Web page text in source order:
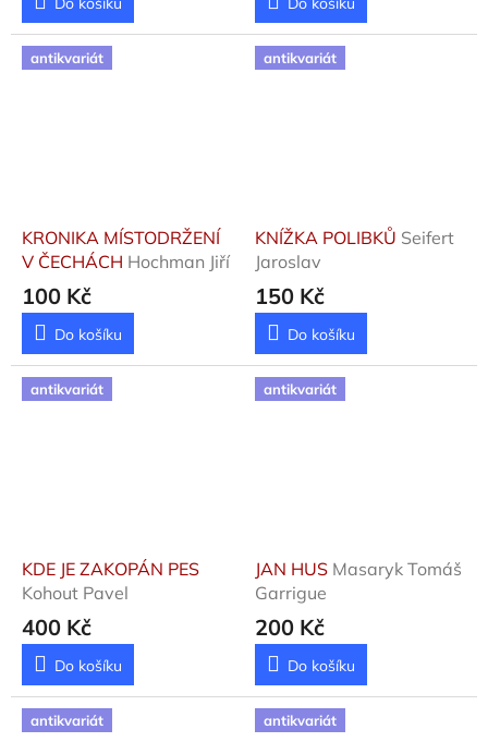
antikvariát
KRONIKA MÍSTODRŽENÍ
V ČECHÁCH Hochman Jiří
100 Kč
Do košíku
antikvariát
KNÍŽKA POLIBKŮ Seifert
Jaroslav
150 Kč
Do košíku
antikvariát
KDE JE ZAKOPÁN PES
Kohout Pavel
400 Kč
Do košíku
antikvariát
JAN HUS Masaryk Tomáš
Garrigue
200 Kč
Do košíku
antikvariát antikvariát